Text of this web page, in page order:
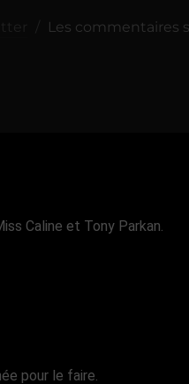
Les commentaires
Caline et Tony Parkan.
pour le faire.